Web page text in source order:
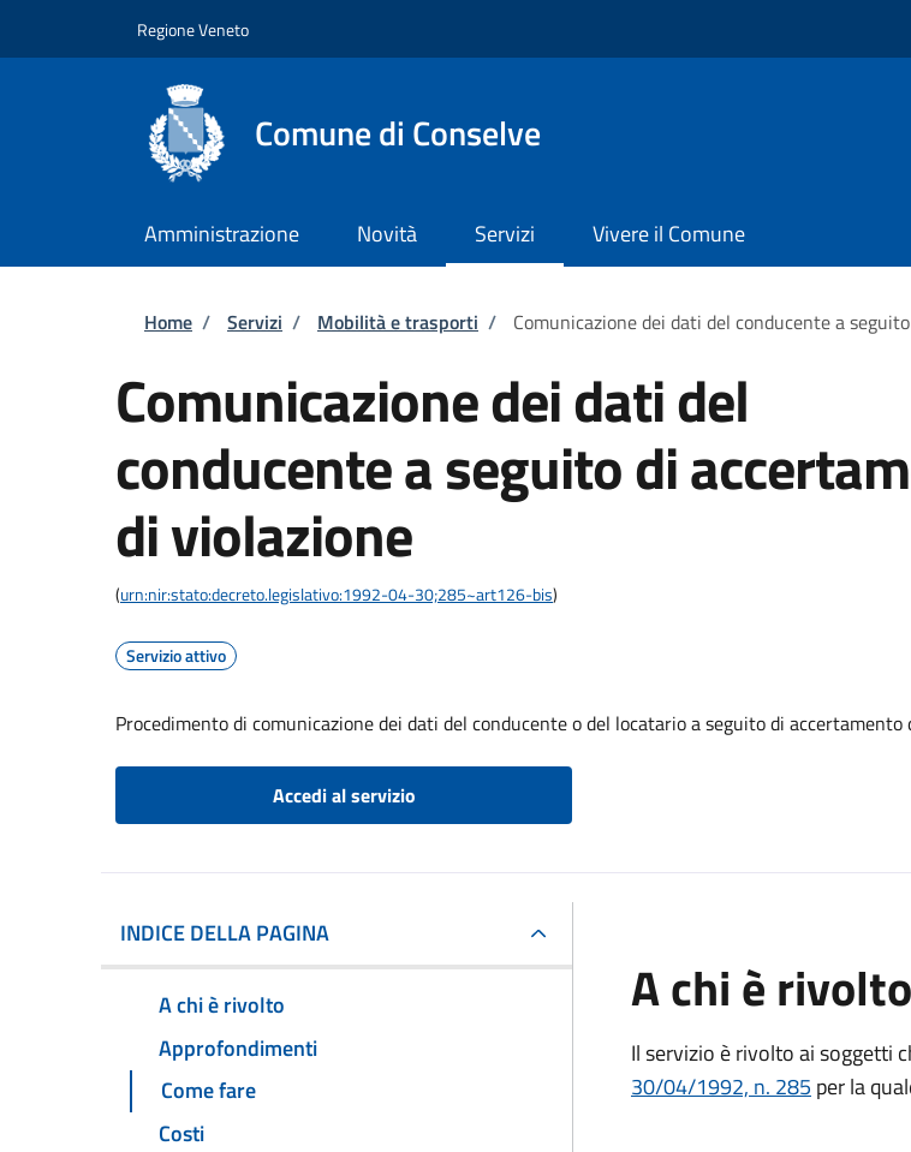
Regione Veneto
Comune di Conselve
Amministrazione Novità Servizi Vivere il Comune
Briciole di pane
Home / Servizi / Mobilità e trasporti / Comunicazione dei dati del conducente a
Comunicazione dei dati del
conducente a seguito di
di violazione
(urn:nir:stato:decreto.legislativo:1992-04-30;285~art126-bis)
Servizio attivo
Procedimento di comunicazione dei dati del conducente o del locatario a seguito di accertamento
Accedi al servizio
INDICE DELLA PAGINA
A chi è rivolto
Approfondimenti
Come fare
Costi
A chi è rivolto
Il servizio è rivolto ai soggetti
30/04/1992, n. 285 per la